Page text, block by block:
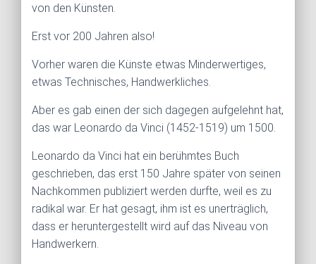
von den Künsten.
Erst vor 200 Jahren also!
Vorher waren die Künste etwas Minderwertiges,
etwas Technisches, Handwerkliches.
Aber es gab einen der sich dagegen aufgelehnt hat,
das war Leonardo da Vinci (1452-1519) um 1500.
Leonardo da Vinci hat ein berühmtes Buch
geschrieben, das erst 150 Jahre später von seinen
Nachkommen publiziert werden durfte, weil es zu
radikal war. Er hat gesagt, ihm ist es unerträglich,
dass er heruntergestellt wird auf das Niveau von
Handwerkern.